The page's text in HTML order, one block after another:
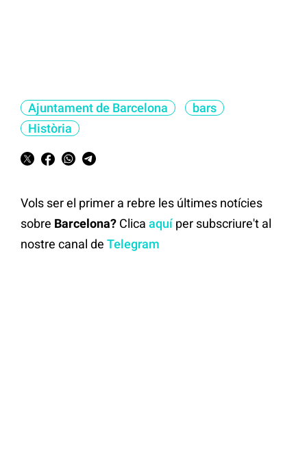
Ajuntament de Barcelona
bars
Història
Vols ser el primer a rebre les últimes notícies
sobre Barcelona? Clica aquíper subscriure't al
nostre canal de Telegram